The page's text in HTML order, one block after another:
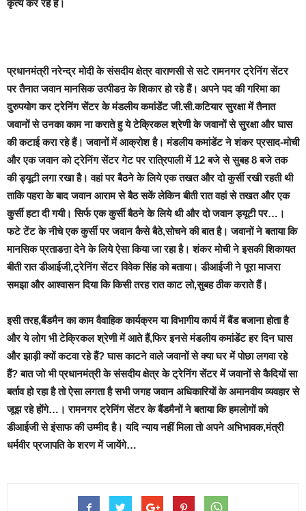
कृत्य कर रहे हैं।
प्रधानमंत्री नरेन्द्र मोदी के संसदीय क्षेत्र वाराणसी से सटे रामनगर ट्रेनिंग सेंटर
पर तैनात जवान मानसिक उत्पीडऩ के शिकार हो रहे हैं। अपने पद की गरिमा का
दुरुपयोग कर ट्रेनिंग सेंटर के मंडलीय कमांडेंट जी.सी.कटियार सुरक्षा में तैनात
जवानों से उनका काम ना कराते हु ये टेक्रिकल श्रेणी के जवानों से सुरक्षा और घास
की कटाई करा रहे हैं। जवानों में आक्रोश है। मंडलीय कमांडेंट ने शंकर प्रसाद-मोची
और एक जवान को ट्रेनिंग सेंटर गेट पर रात्रिपाली में 12 बजे से सुबह 8 बजे तक
की ड्यूटी लगा रखा है। वहां पर बैठने के लिये एक तखत और दो कुर्सी रखी रहती थी
ताकि पहरा के बाद जवान आराम से बैठ सकें लेकिन बीती रात वहां से तखत और एक
कुर्सी हटा दी गयी। सिर्फ एक कुर्सी बैठने के लिये थी और दो जवान ड्यूटी पर…।
फटे टेंट के नीचे एक कुर्सी पर जवान कैसे बैठे,सोचने की बात है। जवानों ने बताया कि
मानसिक प्रताडऩा देने के लिये ऐसा किया जा रहा है। शंकर मोची ने इसकी शिकायत
बीती रात डीआईजी,ट्रेनिंग सेंटर विवेक सिंह को बताया। डीआईजी ने पूरा माजरा
समझा और आश्वासन दिया कि किसी तरह रात काट लो,सुबह ठीक कराते हैं।
इसी तरह,बैंडमैन का काम वैवाहिक कार्यक्रम या विभागीय कार्य में बैंड बजाना होता है
और ये लोग भी टेक्रिकल श्रेणी में आते हैं,फिर इनसे मंडलीय कमांडेंट हर दिन घास
और झाड़ी क्यों कटवा रहे हैं? घास काटने वाले जवानों से क्या घर में पोछा लगवा रहे
हैं? बात जो भी प्रधानमंत्री के संसदीय क्षेत्र के ट्रेनिंग सेंटर में जवानों से कैदियों सा
बर्ताव हो रहा है तो ऐसा लगता है सभी जगह जवान अधिकारियों के अमानवीय व्यवहार से
जूझ रहे होंगे…। रामनगर ट्रेनिंग सेंटर के बैंडमैनों ने बताया कि हमलोगों को
डीआईजी से इंसाफ की उम्मीद है। यदि न्याय नहीं मिला तो अपने अभिभावक,मंत्री
धर्मवीर प्रजापति के शरण में जायेंगे…